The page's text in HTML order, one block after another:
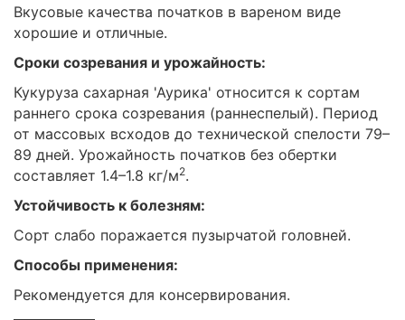
Вкусовые качества початков в вареном виде
хорошие и отличные.
Сроки созревания и урожайность:
Кукуруза сахарная 'Аурика' относится к сортам
раннего срока созревания (раннеспелый). Период
от массовых всходов до технической спелости 79–
89 дней. Урожайность початков без обертки
составляет 1.4–1.8 кг/м2.
Устойчивость к болезням:
Сорт слабо поражается пузырчатой головней.
Способы применения:
Рекомендуется для консервирования.